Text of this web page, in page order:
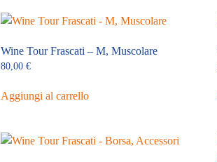
Wine Tour Frascati – M, Muscolare
80,00 €
Aggiungi al carrello